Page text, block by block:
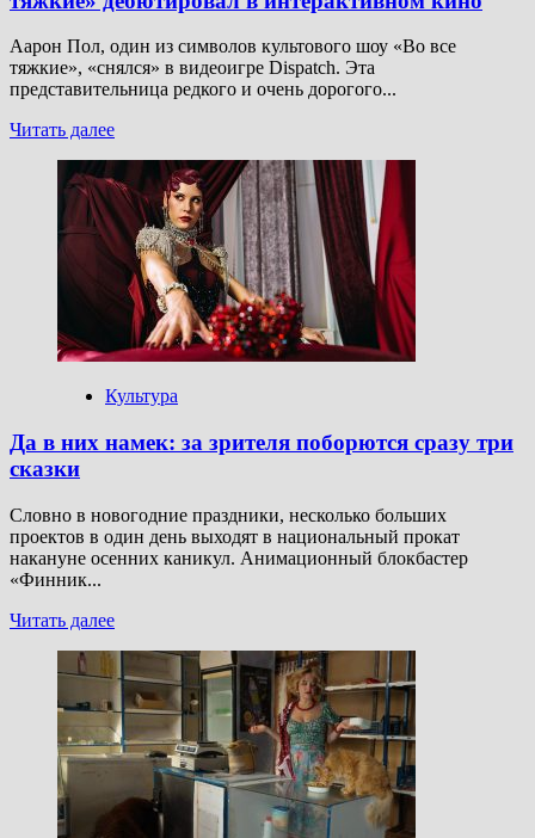
Аарон Пол, один из символов культового шоу «Во все
тяжкие», «снялся» в видеоигре Dispatch. Эта
представительница редкого и очень дорогого...
Читать далееПрочитать
Костюмчик
не
сел:
звезда
сериала
«Во
все
тяжкие»
дебютировал
в
интерактивном
Культура
Да в них намек: за зрителя поборются сразу три
сказки
Словно в новогодние праздники, несколько больших
проектов в один день выходят в национальный прокат
накануне осенних каникул. Анимационный блокбастер
«Финник...
Читать далееПрочитать
о
Да
в
них
намек:
за
зрителя
поборются